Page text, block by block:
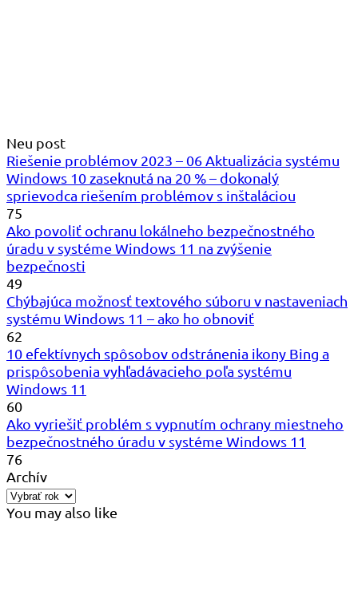
Neu post
Riešenie problémov 2023 – 06 Aktualizácia systému
Windows 10 zaseknutá na 20 % – dokonalý
sprievodca riešením problémov s inštaláciou
75
Ako povoliť ochranu lokálneho bezpečnostného
úradu v systéme Windows 11 na zvýšenie
bezpečnosti
49
Chýbajúca možnosť textového súboru v nastaveniach
systému Windows 11 – ako ho obnoviť
62
10 efektívnych spôsobov odstránenia ikony Bing a
prispôsobenia vyhľadávacieho poľa systému
Windows 11
60
Ako vyriešiť problém s vypnutím ochrany miestneho
bezpečnostného úradu v systéme Windows 11
76
Archív
You may also like